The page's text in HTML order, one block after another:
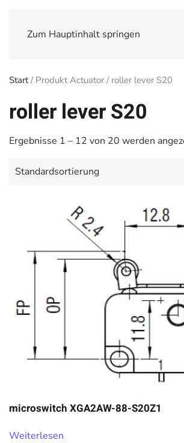
Zum Hauptinhalt springen
Start/ Produkt Actuator / roller lever S20
roller lever S20
Ergebnisse 1 – 12 von 20 werden
microswitch XGA2AW-88-S20Z1
Weiterlesen